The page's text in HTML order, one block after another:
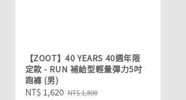
【ZOOT】40 YEARS 40週年限
定款 - RUN 補給型輕量彈力5吋
跑褲 (男)
Sale
NT$ 1,620 Regular
NT$ 1,800